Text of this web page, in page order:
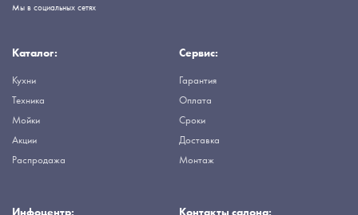
Мы в социальных сетях
Каталог:
Кухни
Техника
Мойки
Акции
Распродажа
Сервис:
Гарантия
Оплата
Сроки
Доставка
Монтаж
Инфоцентр: Контакты салона: